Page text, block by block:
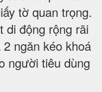
tờ quan trọng.
di động rộng rãi
ngăn kéo khoá
người tiêu dùng